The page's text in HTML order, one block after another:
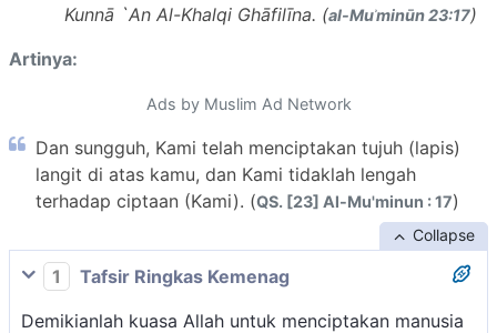
Kunnā `An Al-Khalqi Ghāfilīna. (al-Muʾminūn 23:17)
Artinya:
Ads by Muslim Ad Network
Dan sungguh, Kami telah menciptakan tujuh (lapis)
langit di atas kamu, dan Kami tidaklah lengah
terhadap ciptaan (Kami). (QS. [23] Al-Mu'minun : 17)
Collapse
1
Tafsir Ringkas Kemenag
Demikianlah kuasa Allah untuk menciptakan manusia